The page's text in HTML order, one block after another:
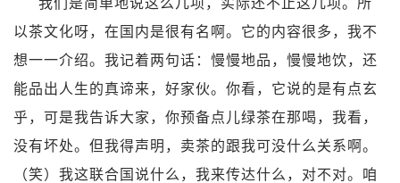
我们是简单地说这么几项，实际还不止这几项。所
以茶文化呀，在国内是很有名啊。它的内容很多，我不
想一一介绍。我记着两句话：慢慢地品，慢慢地饮，还
能品出人生的真谛来，好家伙。你看，它说的是有点玄
乎，可是我告诉大家，你预备点儿绿茶在那喝，我看，
没有坏处。但我得声明，卖茶的跟我可没什么关系啊。
（笑）我这联合国说什么，我来传达什么，对不对。咱